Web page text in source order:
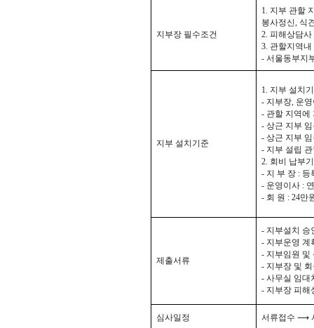
지부장 필수조건
1. 지부 관할
봉사정신, 식
2. 피해상담사
3. 관할지역
- 서울동부지
지부 설치기준
1. 지부 설치
- 지부장, 운
- 관할 지역에
- 상근 지부
- 상근 지부
- 지부 설립
2. 회비 납부
- 지 부 장 : 등
- 운영이사 :
- 회 원 : 24만
제출서류
- 지부설치
- 지부운영 계
- 지부임원
- 지부장 및
- 사무실 임대
- 지부장 피해
심사일정 서류접수 ⟶